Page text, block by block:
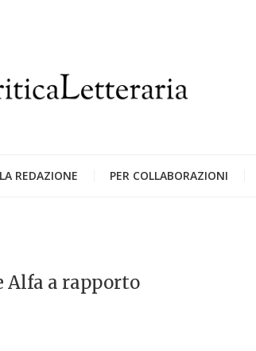
LA REDAZIONE PER COLLABORAZIONI
a rapporto